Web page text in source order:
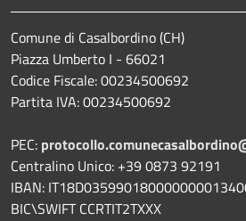
Comune di Casalbordino (CH)
Piazza Umberto I - 66021
Codice Fiscale: 00234500692
Partita IVA: 00234500692
PEC:
Centralino Unico: +39 0873 92191
IBAN:
BIC\SWIFT CCRTIT2TXXX